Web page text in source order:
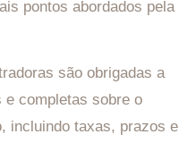
pontos abordados pela
são obrigadas a
completas sobre o
incluindo taxas, prazos e